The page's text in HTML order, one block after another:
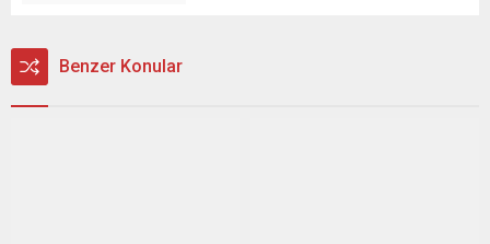
Benzer Konular